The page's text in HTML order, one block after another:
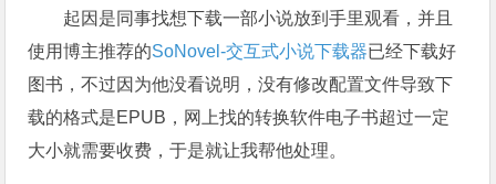
起因是同事找想下载一部小说放到手里观看，并且
使用博主推荐的SoNovel-交互式小说下载器已经下载好
图书，不过因为他没看说明，没有修改配置文件导致下
载的格式是EPUB，网上找的转换软件电子书超过一定
大小就需要收费，于是就让我帮他处理。